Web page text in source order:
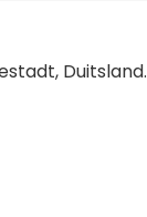
Duitsland.